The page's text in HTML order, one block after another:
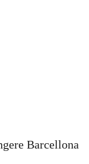
Barcellona